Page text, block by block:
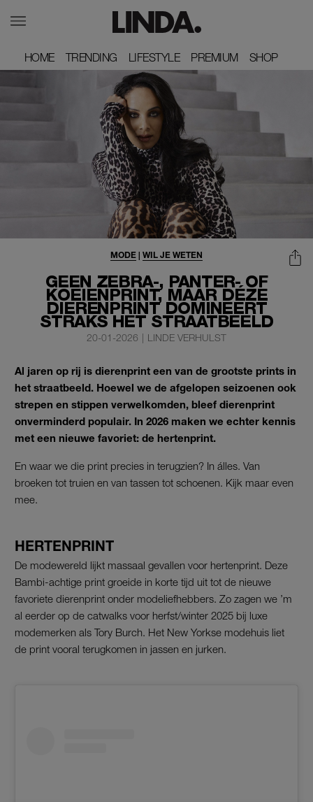
HOME
HOME TRENDING
TRENDING LIFESTYLE
LIFESTYLE PREMIUM
PREMIUM SHOP
SHOP
GEEN ZEBRA-, PANTER- OF
KOEIENPRINT, MAAR DÉZE
DIERENPRINT DOMINEERT
STRAKS HET STRAATBEELD
MODE | WIL JE WETEN
20-01-2026 | LINDE VERHULST
Al jaren op rij is dierenprint een van de grootste prints in
het straatbeeld. Hoewel we de afgelopen seizoenen ook
strepen en stippen verwelkomden, bleef dierenprint
onverminderd populair. In 2026 maken we echter kennis
met een nieuwe favoriet: de hertenprint.
En waar we die print precies in terugzien? In álles. Van
broeken tot truien en van tassen tot schoenen. Kijk maar even
mee.
HERTENPRINT
De modewereld lijkt massaal gevallen voor hertenprint. Deze
Bambi-achtige print groeide in korte tijd uit tot de nieuwe
favoriete dierenprint onder modeliefhebbers. Zo zagen we ’m
al eerder op de catwalks voor herfst/winter 2025 bij luxe
modemerken als Tory Burch. Het New Yorkse modehuis liet
de print vooral terugkomen in jassen en jurken.